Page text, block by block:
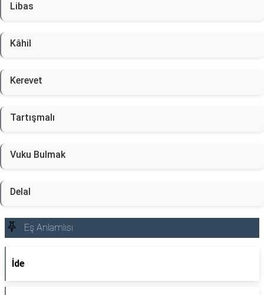
Libas
Kâhil
Kerevet
Tartışmalı
Vuku Bulmak
Delal
Eş Anlamlısı
İde